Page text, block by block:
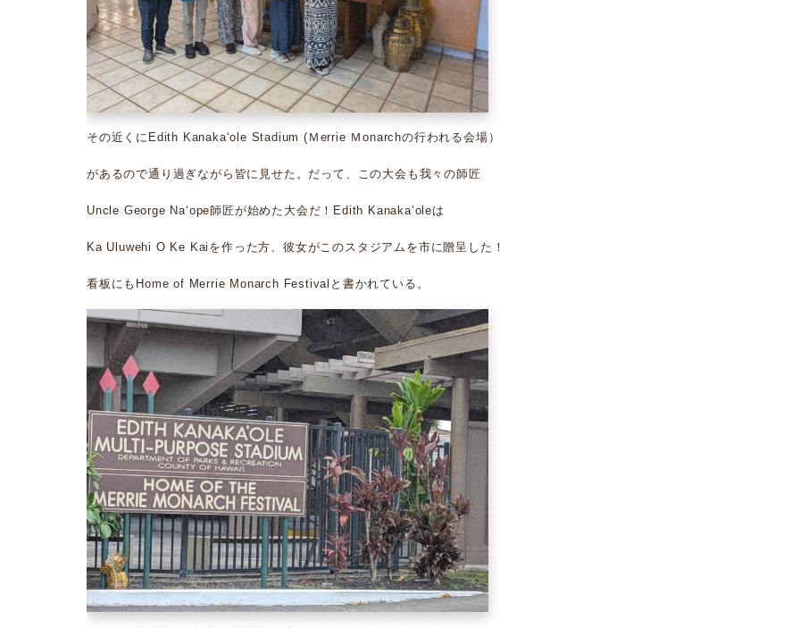
その近くにEdith Kanakaʻole Stadium (Ｍerrie Ｍonarchの行われる会場）
があるので通り過ぎながら皆に見せた。だって、この大会も我々の師匠
Uncle George Naʻope師匠が始めた大会だ！Edith Kanakaʻoleは
Ka Uluwehi O Ke Kaiを作った方、彼女がこのスタジアムを市に贈呈した！
看板にもHome of Merrie Monarch Festivalと書かれている。